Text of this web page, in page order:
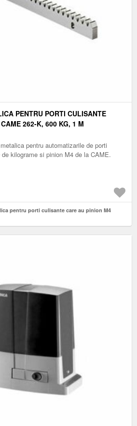
PENTRU PORTI CULISANTE
262-K, 600 KG, 1 M
pentru automatizarile de porti
kilograme si pinion M4 de la CAME.
pentru porti culisante care au pinion M4